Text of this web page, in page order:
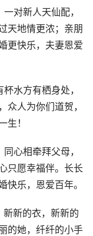
对新人天仙配，
天地情更浓；亲朋
更快乐，夫妻恩爱
水方有栖身处，
众人为你们道贺，
生！
心相牵拜父母，
只愿幸福伴。长长
快乐，恩爱百年。
新的衣，新新的
的她，纤纤的小手